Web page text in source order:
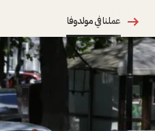
عملنا في مولدوفا